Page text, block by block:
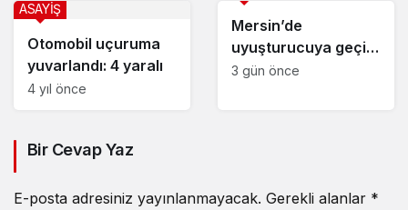
Otomobil uçuruma
yuvarlandı: 4 yaralı
ASAYİŞ
4 yıl önce
Mersin’de
uyuşturucuya geçit
yok, bir haftada 17
3 gün önce
Bir Cevap Yaz
E-posta adresiniz yayınlanmayacak. Gerekli alanlar *